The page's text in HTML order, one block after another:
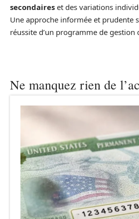
secondaires et des variations
Une approche informée et prudente
réussite d’un programme de gestion
Ne manquez rien de